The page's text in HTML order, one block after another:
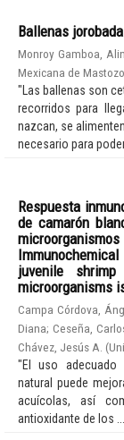
Ballenas
Monroy Gamboa,
Mexicana de
"Las ballenas son
recorridos para
nazcan, se
necesario para poder
Respuesta
de camarón
juvenile
microorganisms
Campa Córdova,
Diana; Ceseña,
Chávez, Jesús A. (
"El uso adecuado
natural puede
acuícolas, así
antioxidante de los ...